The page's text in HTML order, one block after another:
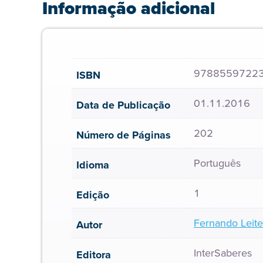
Informação adicional
ISBN
Data de Publicação 01.11.2016
Número de Páginas 202
Idioma Português
Edição 1
Autor Fernando Leite
Editora InterSaberes